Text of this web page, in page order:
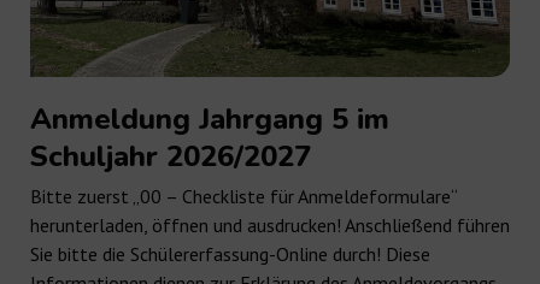
Anmeldung Jahrgang 5 im
Schuljahr 2026/2027
Bitte zuerst „00 – Checkliste für Anmeldeformulare“
herunterladen, öffnen und ausdrucken! Anschließend führen
Sie bitte die Schülererfassung-Online durch! Diese